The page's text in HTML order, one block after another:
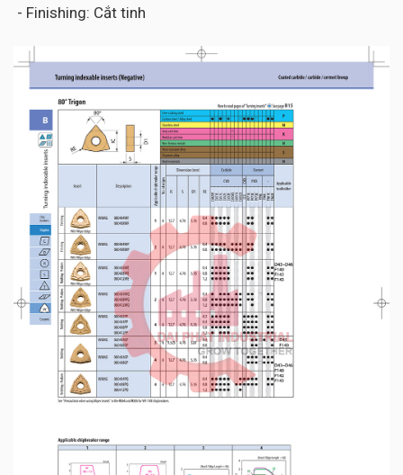
- Finishing: Cắt tinh